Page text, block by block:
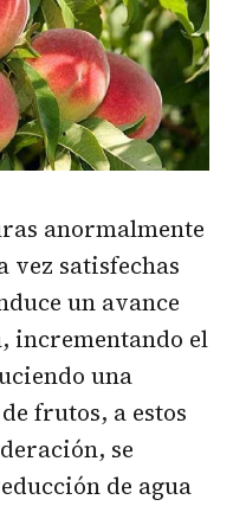
anormalmente
vez satisfechas
un avance
incrementando el
una
frutos, a estos
se
de agua